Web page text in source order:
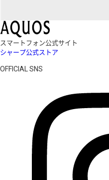
スマートフォン公式サイト
シャープ公式ストア
OFFICIAL SNS